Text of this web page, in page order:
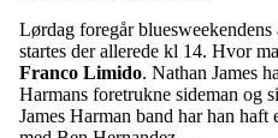
Lørdag foregår
startes der allerede kl 14. Hvor
Franco Limido. Nathan James
Harmans foretrukne sideman og
James Harman band har han haft